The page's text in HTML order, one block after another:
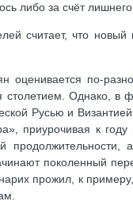
либо за счёт
считает, что
оценивается по-
столетием. Однако,
Русью и
приурочивая к
продолжительности,
поколенный
прожил, к